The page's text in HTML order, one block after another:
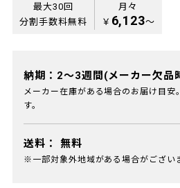
最大30回
分割手数料無料
月々
￥ 6,123〜
納期：2～3週間(メーカー欠品
メーカー在庫がある場合のお届け目安
す。
送料： 無料
※一部対象外地域がある場合がござい